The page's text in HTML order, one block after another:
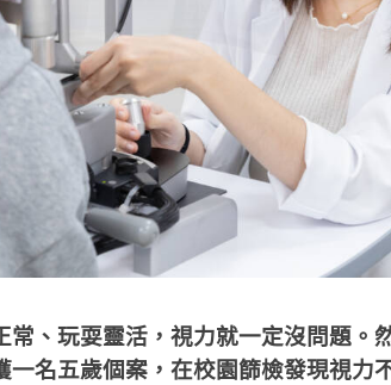
常、玩耍靈活，視力就一定沒問題。
一名五歲個案，在校園篩檢發現視力